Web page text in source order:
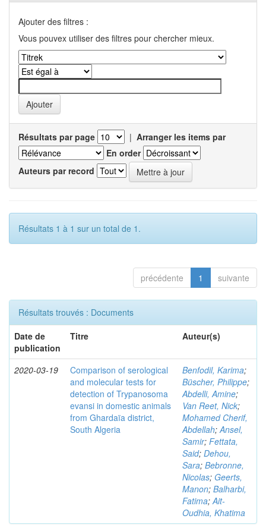
Ajouter des filtres :
Vous pouvex utiliser des filtres pour chercher mieux.
Résultats par page | Arranger les items par
En order
Auteurs par record
Résultats 1 à 1 sur un total de 1.
précédente 1 suivante
Résultats trouvés : Documents
Date de
publication
Titre Auteur(s)
2020-03-19
Comparison of serological
and molecular tests for
detection of Trypanosoma
evansi in domestic animals
from Ghardaïa district,
South Algeria
Benfodil, Karima;
Büscher, Philippe;
Abdelli, Amine;
Van Reet, Nick;
Mohamed Cherif,
Abdellah;Ansel,
Samir; Fettata,
Said; Dehou,
Sara; Bebronne,
Nicolas; Geerts,
Manon; Balharbi,
Fatima;Ait-
Oudhia, Khatima